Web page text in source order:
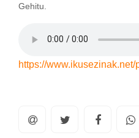
Gehitu.
https://